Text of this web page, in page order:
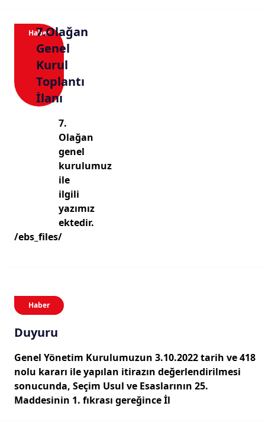
Haber
7.Olağan
Genel
Kurul
Toplantı
İlanı
7.
Olağan
genel
kurulumuz
ile
ilgili
yazımız
ektedir.
/ebs_files/
Haber
Duyuru
Genel Yönetim Kurulumuzun 3.10.2022 tarih ve 418
nolu kararı ile yapılan itirazın değerlendirilmesi
sonucunda, Seçim Usul ve Esaslarının 25.
Maddesinin 1. fıkrası gereğince İl